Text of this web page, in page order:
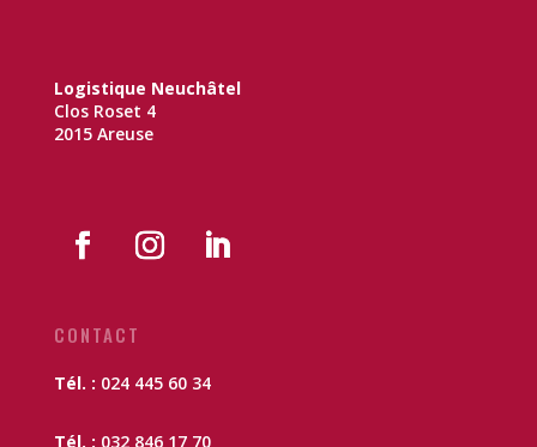
Logistique Neuchâtel
Clos Roset 4
2015 Areuse
CONTACT
Tél. : 024 445 60 34
Tél. : 032 846 17 70